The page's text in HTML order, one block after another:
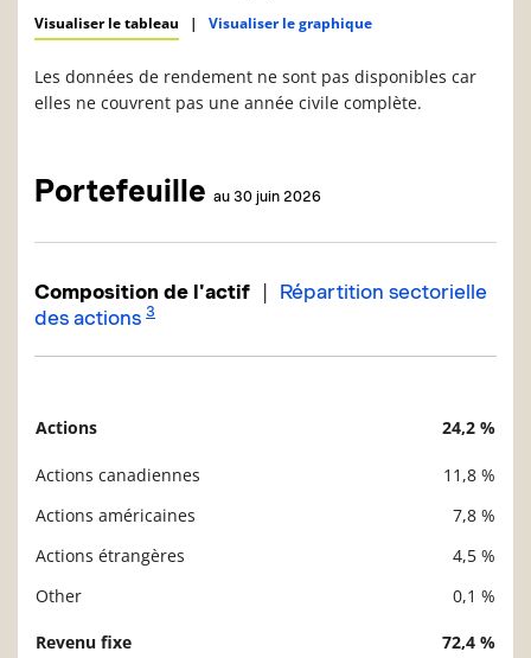
Visualiser le tableau | Visualiser le graphique
Les données de rendement ne sont pas disponibles car
elles ne couvrent pas une année civile complète.
Portefeuille au 30 juin 2026
Composition de l'actif | Répartition sectorielle
des actions 3
Actions 24,2 %
Actions canadiennes
11,8 %
Actions américaines
7,8 %
Actions étrangères
4,5 %
Other
0,1 %
Revenu fixe 72,4 %